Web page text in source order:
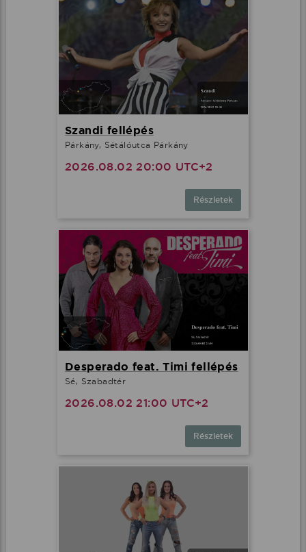
Szandi fellépés
Párkány, Sétálóutca Párkány
2026.08.02 20:00 UTC+2
Részletek
Desperado feat. Timi fellépés
Sé, Szabadtér
2026.08.02 21:00 UTC+2
Részletek